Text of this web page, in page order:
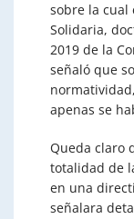
sobre la cual
Solidaria,
2019 de la
señaló que
apenas se
Queda claro
totalidad de
en una
señalara